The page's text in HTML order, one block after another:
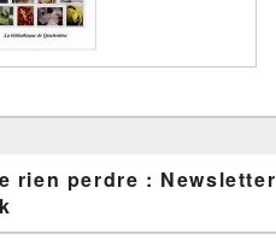
rien perdre : Newsletter